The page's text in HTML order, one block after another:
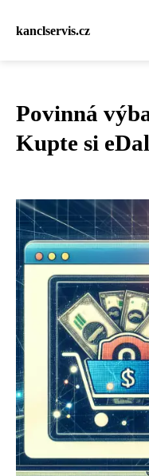
kanclservis.cz
Povinná
Kupte si